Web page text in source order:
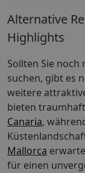
Alternative
Highlights
Sollten Sie
suchen, gibt es
weitere
bieten
Canaria,
Mallorca
für einen